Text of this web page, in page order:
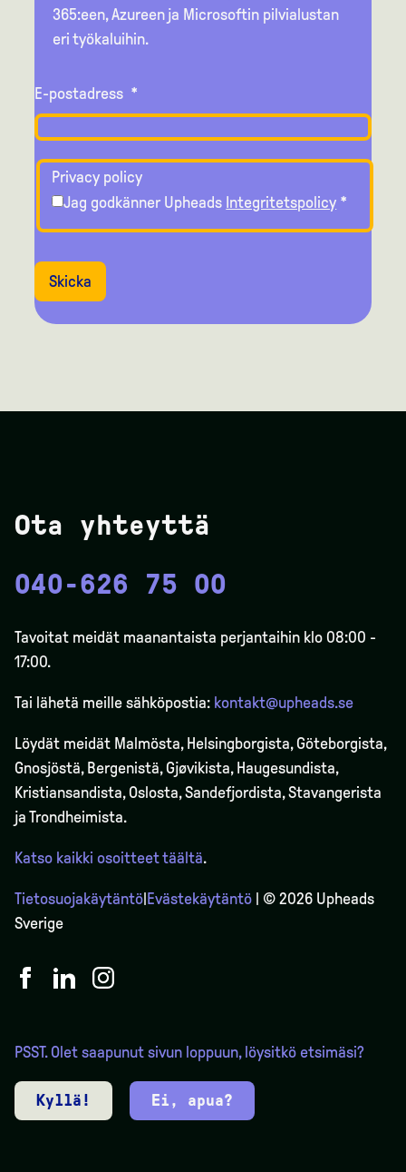
365:een, Azureen ja Microsoftin pilvialustan
eri työkaluihin.
E-postadress *
Privacy policy
Jag godkänner Upheads Integritetspolicy *
Skicka
Ota yhteyttä
040-626 75 00
Tavoitat meidät maanantaista perjantaihin klo 08:00 -
17:00.
Tai lähetä meille sähköpostia: kontakt@upheads.se
Löydät meidät Malmösta, Helsingborgista, Göteborgista,
Gnosjöstä, Bergenistä,Gjøvikista, Haugesundista,
Kristiansandista, Oslosta, Sandefjordista, Stavangerista
ja Trondheimista.
Katso kaikki osoitteet täältä.
Tietosuojakäytäntö Evästekäytäntö | © 2026 Upheads
Sverige
PSST. Olet saapunut sivun loppuun, löysitkö etsimäsi?
Kyllä! Ei, apua?